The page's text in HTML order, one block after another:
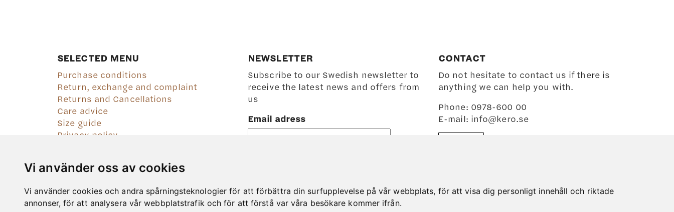
Vi använder oss av cookies
Vi använder cookies och andra spårningsteknologier för att förbättra din surfupplevelse på vår webbplats, för att visa dig personligt innehåll och riktade
annonser, för att analysera vår webbplatstrafik och för att förstå var våra besökare kommer ifrån.
the
product
page
SELECTED MENU
Purchase conditions
Return, exchange and complaint
Returns and Cancellations
Care advice
Size guide
Privacy policy
NEWSLETTER
Subscribe to our Swedish newsletter to
receive the latest news and offers from
us
Email adress
CONTACT
Do not hesitate to contact us if there is
anything we can help you with.
Phone: 0978-600 00
E-mail: info@kero.se